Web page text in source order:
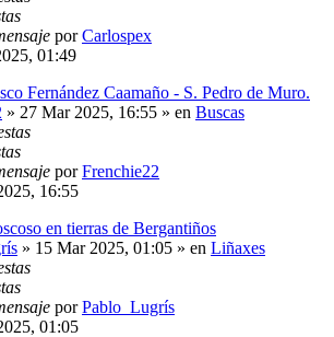
porCarlospex
01:49
Fernández Caamaño - S. Pedro de Muro.
» 27 Mar 2025, 16:55 » en Buscas
porFrenchie22
16:55
en tierras de Bergantiños
» 15 Mar 2025, 01:05 » en Liñaxes
porPablo_Lugrís
01:05